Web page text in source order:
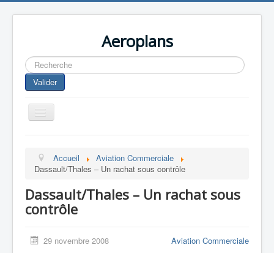
Aeroplans
Rechercher
Valider
Toggle
Navigation
Aviation Commerciale
Aviation Militaire
Drones
Accueil
Aviation Commerciale
Dassault/Thales – Un rachat sous contrôle
Dassault/Thales – Un rachat sous
contrôle
29 novembre 2008 Aviation Commerciale